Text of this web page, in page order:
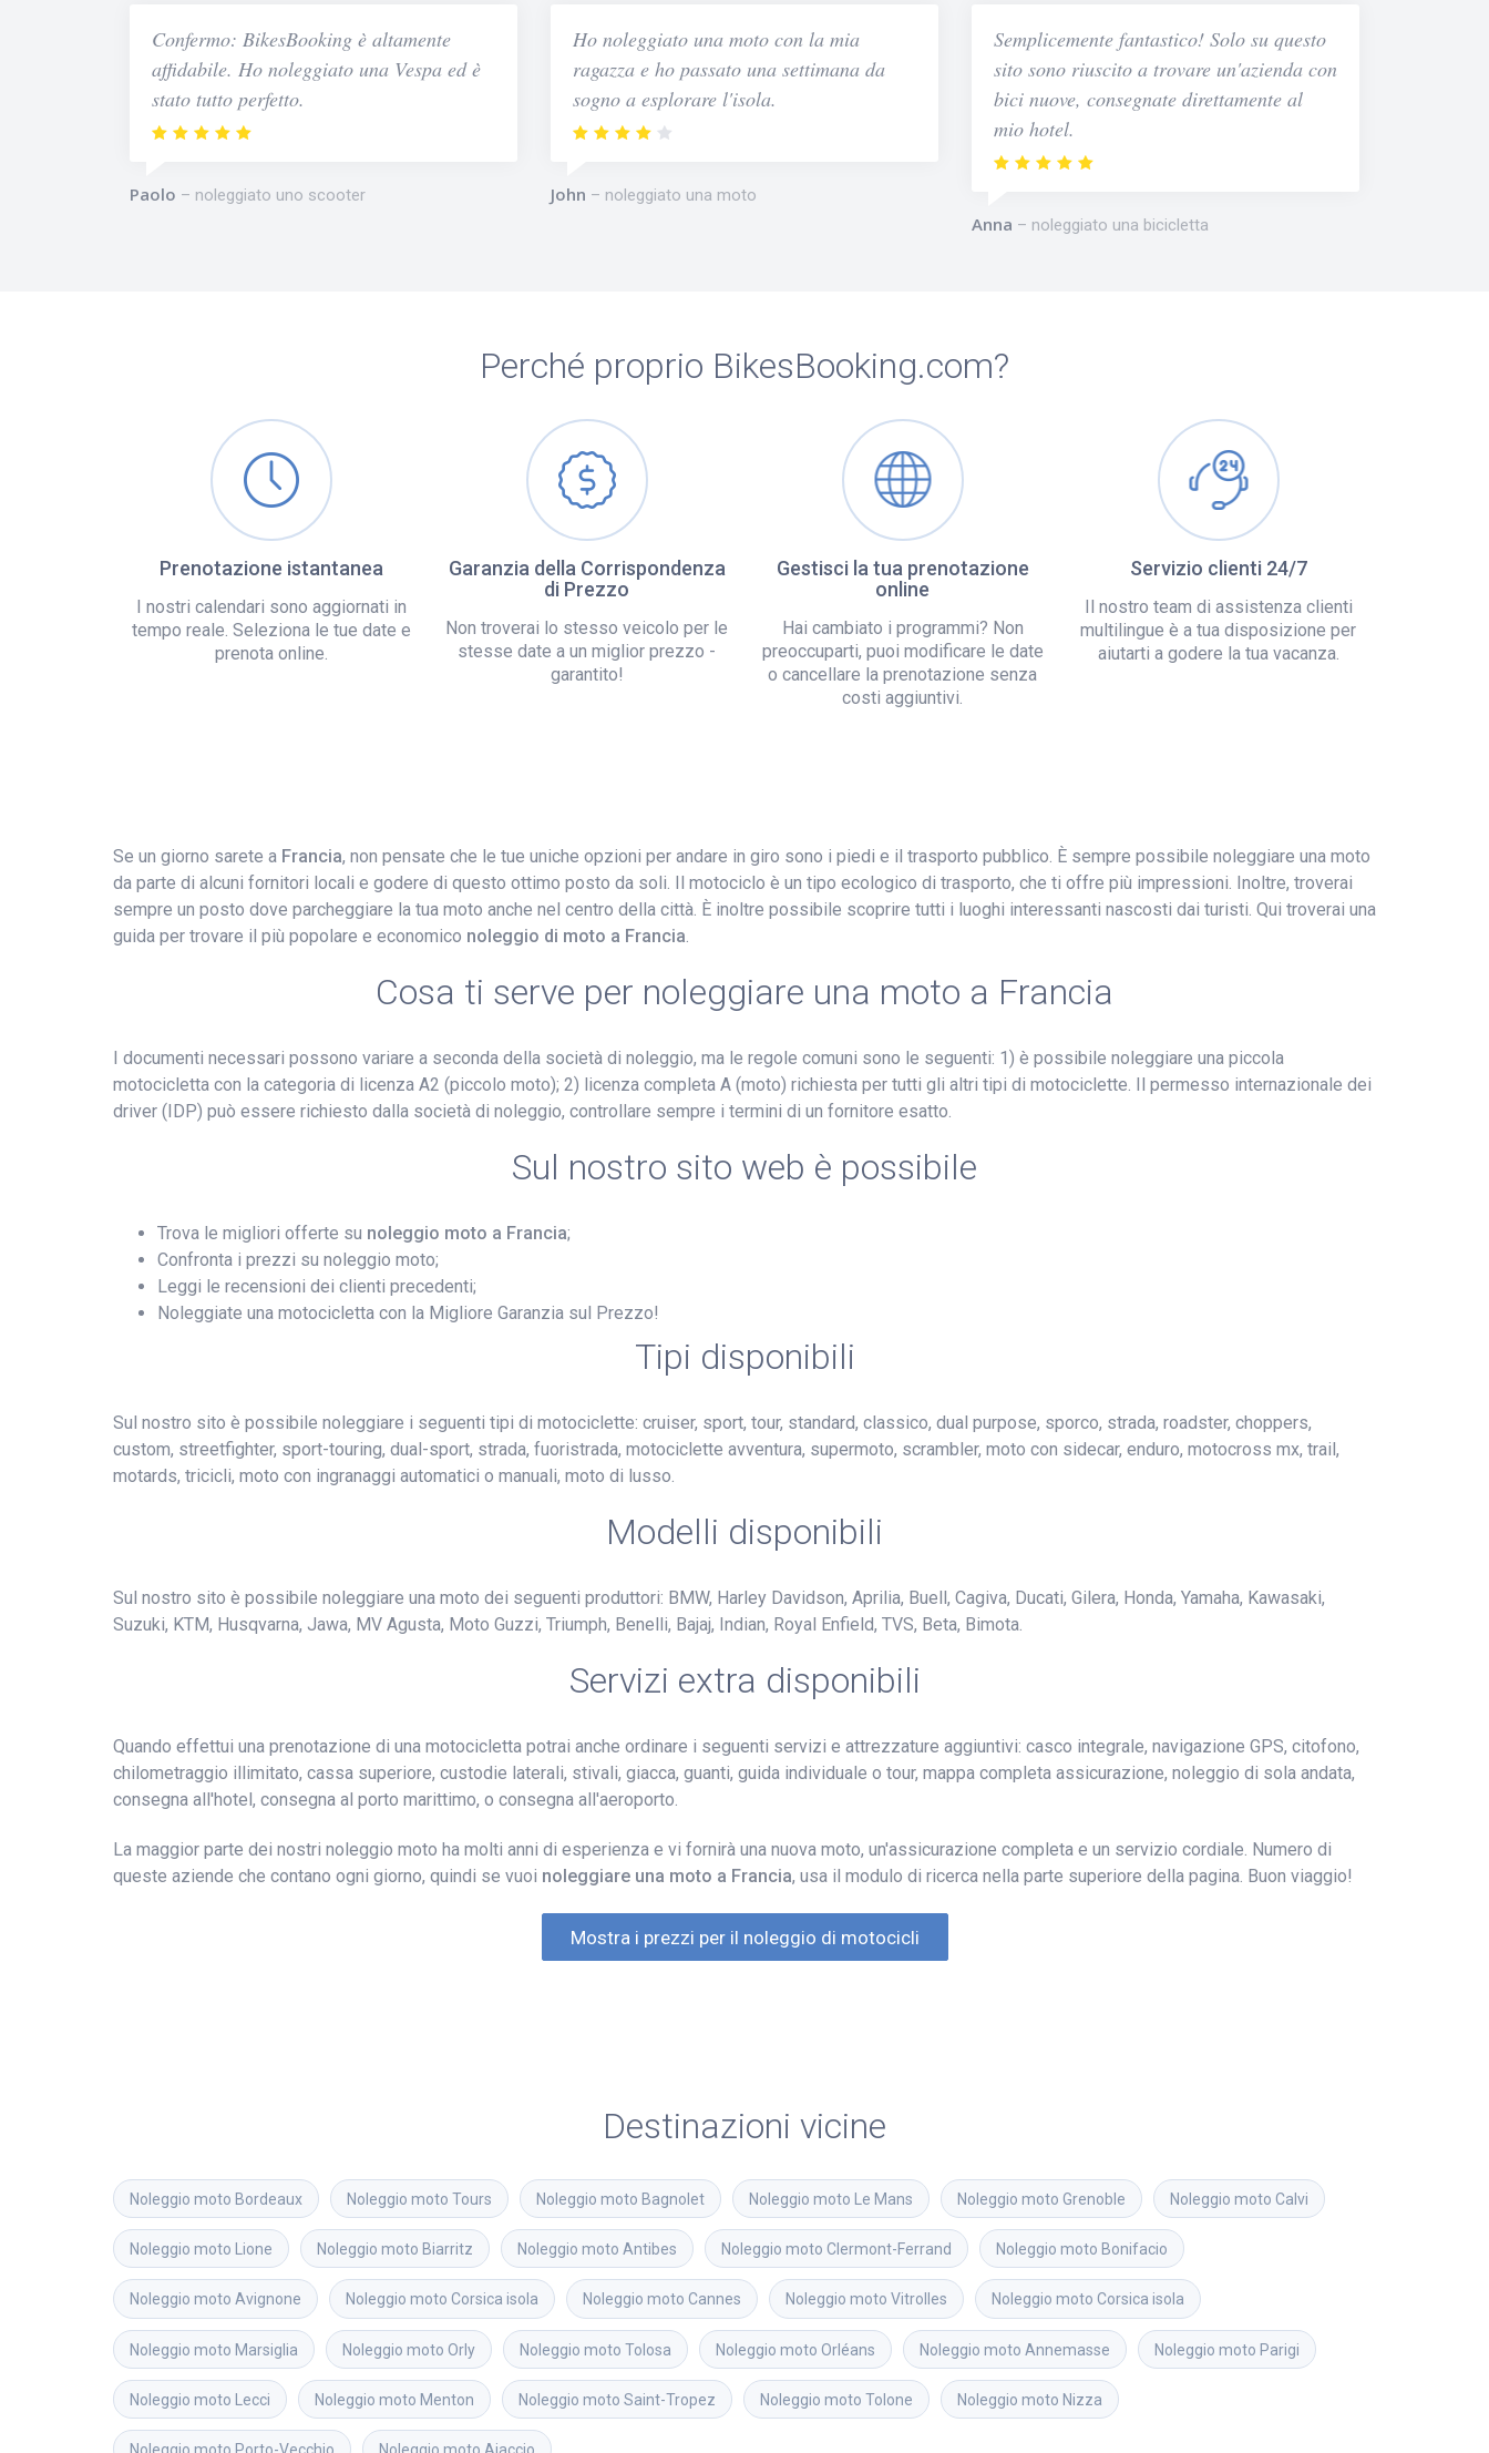
Confermo: BikesBooking è altamente
affidabile. Ho noleggiato una Vespa ed è
stato tutto perfetto.
Paolo noleggiato uno scooter
Ho noleggiato una moto con la mia
ragazza e ho passato una settimana da
sogno a esplorare l'isola.
John noleggiato una moto
Semplicemente fantastico! Solo su questo
sito sono riuscito a trovare un'azienda con
bici nuove, consegnate direttamente al
mio hotel.
Anna noleggiato una bicicletta
Perché proprio BikesBooking.com?
Prenotazione istantanea
I nostri calendari sono aggiornati in
tempo reale. Seleziona le tue date e
prenota online.
Garanzia della Corrispondenza
di Prezzo
Non troverai lo stesso veicolo per le
stesse date a un miglior prezzo -
garantito!
Gestisci la tua prenotazione
online
Hai cambiato i programmi? Non
preoccuparti, puoi modificare le date
o cancellare la prenotazione senza
costi aggiuntivi.
Servizio clienti 24/7
Il nostro team di assistenza clienti
multilingue è a tua disposizione per
aiutarti a godere la tua vacanza.
Se un giorno sarete a Francia, non pensate che le tue uniche opzioni per andare in giro sono i piedi e il trasporto pubblico. È sempre possibile noleggiare una moto
da parte di alcuni fornitori locali e godere di questo ottimo posto da soli. Il motociclo è un tipo ecologico di trasporto, che ti offre più impressioni. Inoltre, troverai
sempre un posto dove parcheggiare la tua moto anche nel centro della città. È inoltre possibile scoprire tutti i luoghi interessanti nascosti dai turisti. Qui troverai una
guida per trovare il più popolare e economico noleggio di moto a Francia
Cosa ti serve per noleggiare una moto a Francia
I documenti necessari possono variare a seconda della società di noleggio, ma le regole comuni sono le seguenti: 1) è possibile noleggiare una piccola
motocicletta con la categoria di licenza A2 (piccolo moto); 2) licenza completa A (moto) richiesta per tutti gli altri tipi di motociclette. Il permesso internazionale dei
driver (IDP) può essere richiesto dalla società di noleggio, controllare sempre i termini di un fornitore esatto.
Sul nostro sito web è possibile
Trova le migliori offerte su noleggio moto a Francia;
Confronta i prezzi su noleggio moto;
Leggi le recensioni dei clienti precedenti;
Noleggiate una motocicletta con la Migliore Garanzia sul Prezzo!
Tipi disponibili
Sul nostro sito è possibile noleggiare i seguenti tipi di motociclette: cruiser, sport, tour, standard, classico, dual purpose, sporco, strada, roadster, choppers,
custom, streetfighter, sport-touring, dual-sport, strada, fuoristrada, motociclette avventura, supermoto, scrambler, moto con sidecar, enduro, motocross mx, trail,
motards, tricicli, moto con ingranaggi automatici o manuali, moto di lusso.
Modelli disponibili
Sul nostro sito è possibile noleggiare una moto dei seguenti produttori: BMW, Harley Davidson, Aprilia, Buell, Cagiva, Ducati, Gilera, Honda, Yamaha, Kawasaki,
Suzuki, KTM, Husqvarna, Jawa, MV Agusta, Moto Guzzi, Triumph, Benelli, Bajaj, Indian, Royal Enfield, TVS, Beta, Bimota.
Servizi extra disponibili
Quando effettui una prenotazione di una motocicletta potrai anche ordinare i seguenti servizi e attrezzature aggiuntivi: casco integrale, navigazione GPS, citofono,
chilometraggio illimitato, cassa superiore, custodie laterali, stivali, giacca, guanti, guida individuale o tour, mappa completa assicurazione, noleggio di sola andata,
consegna all'hotel, consegna al porto marittimo, o consegna all'aeroporto.
La maggior parte dei nostri noleggio moto ha molti anni di esperienza e vi fornirà una nuova moto, un'assicurazione completa e un servizio cordiale. Numero di
queste aziende che contano ogni giorno, quindi se vuoi noleggiare una moto a Francia, usa il modulo di ricerca nella parte superiore della pagina. Buon viaggio!
Mostra i prezzi per il noleggio di motocicli
Destinazioni vicine
Noleggio moto Bordeaux Noleggio moto Tours Noleggio moto Bagnolet Noleggio moto Le Mans Noleggio moto Grenoble Noleggio moto Calvi
Noleggio moto Lione Noleggio moto Biarritz Noleggio moto Antibes Noleggio moto Clermont-Ferrand Noleggio moto Bonifacio
Noleggio moto Avignone Noleggio moto Corsica isola Noleggio moto Cannes Noleggio moto Vitrolles Noleggio moto Corsica isola
Noleggio moto Marsiglia Noleggio moto Orly Noleggio moto Tolosa Noleggio moto Orléans Noleggio moto Annemasse Noleggio moto Parigi
Noleggio moto Lecci Noleggio moto Menton Noleggio moto Saint-Tropez Noleggio moto Tolone Noleggio moto Nizza